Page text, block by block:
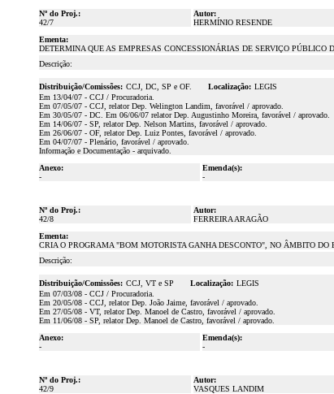
Nº do Proj.:
42/7
Autor:
HERMÍNIO RESENDE
Ementa:
DETERMINA QUE AS EMPRESAS CONCESSIONÁRIAS DE SERVIÇO
Descrição:
Distribuição/Comissões: CCJ, DC, SP e OF. Localização: LEGIS
Em 13/04/07 - CCJ / Procuradoria.
Em 07/05/07 - CCJ, relator Dep. Welington Landim, favorável / aprovado.
Em 30/05/07 - DC. Em 06/06/07 relator Dep. Augustinho Moreira, favorável / aprovado.
Em 14/06/07 - SP, relator Dep. Nelson Martins, favorável / aprovado.
Em 26/06/07 - OF, relator Dep. Luiz Pontes, favorável / aprovado.
Em 04/07/07 - Plenário, favorável / aprovado.
Informação e Documentação - arquivado.
Anexo:
-
Emenda(s):
-
Nº do Proj.:
42/8
Autor:
FERREIRA ARAGÃO
Ementa:
CRIA O PROGRAMA "BOM MOTORISTA GANHA DESCONTO", NO ÂMBITO DO
Descrição:
Distribuição/Comissões: CCJ, VT e SP Localização: LEGIS
Em 07/03/08 - CCJ / Procuradoria.
Em 20/05/08 - CCJ, relator Dep. João Jaime, favorável / aprovado.
Em 27/05/08 - VT, relator Dep. Manoel de Castro, favorável / aprovado.
Em 11/06/08 - SP, relator Dep. Manoel de Castro, favorável / aprovado.
Anexo:
-
Emenda(s):
-
Nº do Proj.:
42/9
Autor:
VASQUES LANDIM